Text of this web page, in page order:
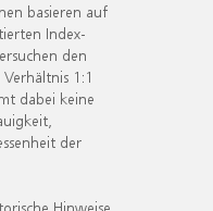
basieren auf
Index-
den
1:1
dabei keine
der